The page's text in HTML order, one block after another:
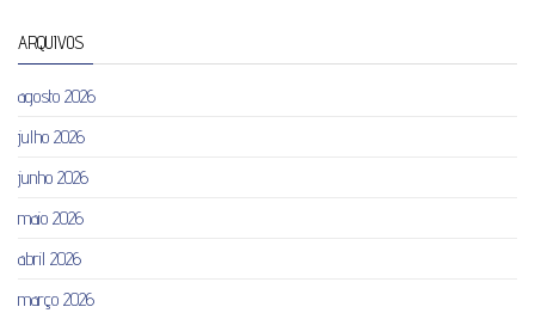
ARQUIVOS
agosto 2026
julho 2026
junho 2026
maio 2026
abril 2026
março 2026